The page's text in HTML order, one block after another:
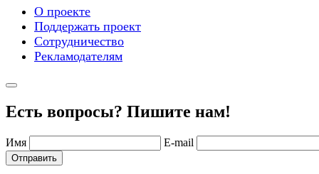
О проекте
Поддержать проект
Сотрудничество
Рекламодателям
Есть вопросы? Пишите нам!
Имя E-mail